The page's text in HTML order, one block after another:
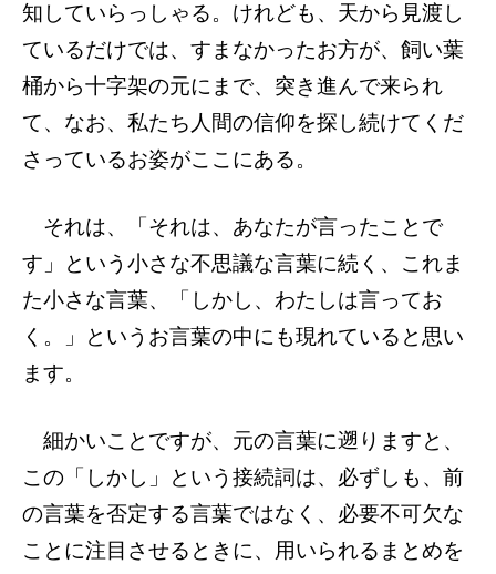
知していらっしゃる。けれども、天から見渡し
ているだけでは、すまなかったお方が、飼い葉
桶から十字架の元にまで、突き進んで来られ
て、なお、私たち人間の信仰を探し続けてくだ
さっているお姿がここにある。
それは、「それは、あなたが言ったことで
す」という小さな不思議な言葉に続く、これま
た小さな言葉、「しかし、わたしは言ってお
く。」というお言葉の中にも現れていると思い
ます。
細かいことですが、元の言葉に遡りますと、
この「しかし」という接続詞は、必ずしも、前
の言葉を否定する言葉ではなく、必要不可欠な
ことに注目させるときに、用いられるまとめを